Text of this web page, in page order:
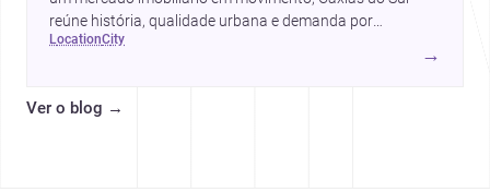
reúne história, qualidade urbana e demanda por
profissionais como arquitetos, designer de interiores,
location city
→
Ver o blog →